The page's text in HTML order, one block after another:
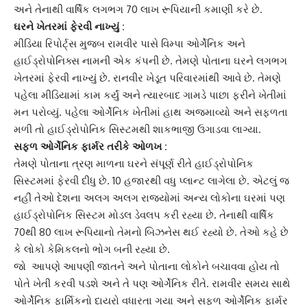
અને તેનાથી વાર્ષિક લગભગ 70 લાખ રૂપિયાની કમાણી કરે છે.
ઘરને ખેતરમાં ફેરવી નાખ્યું :
મીડિયા રિપોર્ટ્સ મુજબ રામવીર પાસે વિમ્પા ઓર્ગેનિક અને
હાઈડ્રોપોનિક્સ નામની એક કંપની છે. તેમણે પોતાના ઘરને લગભગ
ખેતરમાં ફેરવી નાખ્યું છે. રાનવીર ખેડૂત પરિવારમાંથી આવે છે. તેમણે
પહેલા મીડિયામાં કામ કર્યું અને ત્યારબાદ ગામડે પાછા ફરીને ખેતીમાં
મન પરોવ્યું. પહેલા ઓર્ગેનિક ખેતીમાં હાથ અજમાવ્યો અને સફળતા
મળી તો હાઈડ્રોપોનિક સિસ્ટમથી શાકભાજી ઉગાડવા લાગ્યા.
સફળ ઓર્ગેનિક ફાર્મર તરીકે ઓળખ :
તેમણે પોતાના ત્રણ માળના ઘરને સંપૂર્ણ રીતે હાઈડ્રોપોનિક
સિસ્ટમમાં ફેરવી દીધુ છે. 10 હજારથી વધુ પ્લાન્ટ લાગેલા છે. એટલું જ
નહીં તેઓ દેશના અલગ અલગ રાજ્યોમાં અન્ય લોકોના ઘરમાં પણ
હાઈડ્રોપોનિક સિસ્ટમ મોડલ ડેવલપ કરી રહ્યા છે. તેનાથી વાર્ષિક
70થી 80 લાખ રૂપિયાનો તેમનો બિઝનેસ થઈ રહ્યો છે. તેઓ કહે છે
કે લોકો કેમિકલનો ભોગ બની રહ્યા છે.
જો આપણે આપણી જાતને અને પોતાના લોકોને બચાવવા હોય તો
પોતે ખેતી કરવી પડશે અને તે પણ ઓર્ગેનિક રીતે. રામવીર સમય સાથે
ઓર્ગેનિક ફાર્મિકનો દાયરો વધારતા ગયા અને સફળ ઓર્ગેનિક ફાર્મર